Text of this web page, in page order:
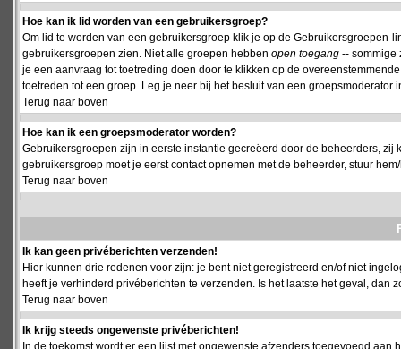
Hoe kan ik lid worden van een gebruikersgroep?
Om lid te worden van een gebruikersgroep klik je op de
gebruikersgroepen zien. Niet alle groepen hebben open toegang -- sommige
je een aanvraag tot toetreding doen door te klikken op de
toetreden tot een groep. Leg je neer bij het besluit van een
Terug naar boven
Hoe kan ik een groepsmoderator worden?
Gebruikersgroepen zijn in eerste instantie gecreëerd door de beheerders,
gebruikersgroep moet je eerst contact opnemen met de beheerder, stuur
Terug naar boven
Ik kan geen privéberichten verzenden!
Hier kunnen drie redenen voor zijn: je bent niet geregistreerd en/of niet
heeft je verhinderd privéberichten te verzenden. Is het laatste het geval, dan
Terug naar boven
Ik krijg steeds ongewenste privéberichten!
In de toekomst wordt er een lijst met ongewenste afzenders toegevoegd